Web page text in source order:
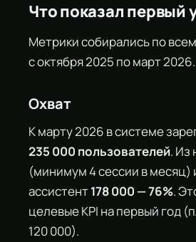
Что показал первый
Метрики собирались по
с октября 2025 по март 2026.
Охват
К марту 2026 в системе
235 000 пользователей. Из
(минимум 4 сессии в месяц)
ассистент178 000 — 76%.
целевые KPI на первый год
120 000).